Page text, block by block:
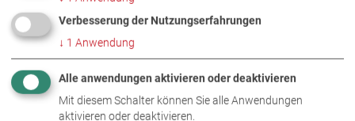
DOWNLOADS
TECHNISCHE DATEN
Verbesserung der Nutzungserfahrungen
↓ 1 Anwendung
Alle anwendungen aktivieren oder deaktivieren
Mit diesem Schalter können Sie alle Anwendungen
aktivieren oder deaktivieren.